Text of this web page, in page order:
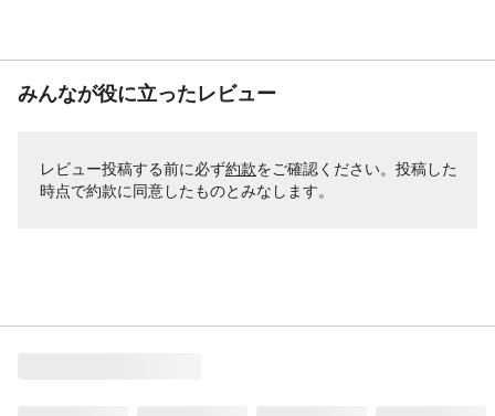
みんなが役に立ったレビュー
レビュー投稿する前に必ず約款をご確認ください。投稿した
時点で約款に同意したものとみなします。